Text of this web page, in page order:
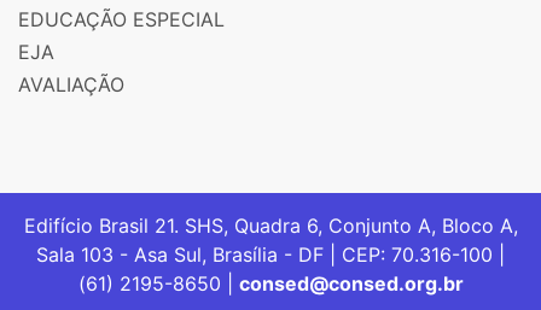
EDUCAÇÃO ESPECIAL
EJA
AVALIAÇÃO
Edifício Brasil 21. SHS, Quadra 6, Conjunto A, Bloco A,
Sala 103 - Asa Sul, Brasília - DF | CEP: 70.316-100 |
(61) 2195-8650 | consed@consed.org.br